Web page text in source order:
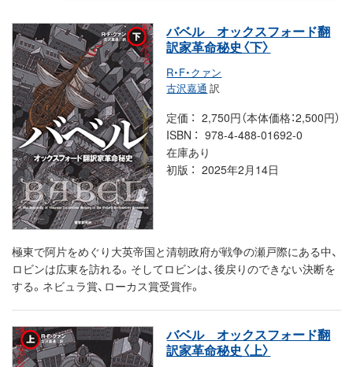
バベル オックスフォード翻
訳家革命秘史〈下〉
R・F・クァン
古沢嘉通 訳
定価
2,750円（本体価格：2,500円）
ISBN
978-4-488-01692-0
在庫あり
初版
2025年2月14日
極東で阿片をめぐり大英帝国と清朝政府が戦争の瀬戸際にある中、
ロビンは広東を訪れる。そしてロビンは、後戻りのできない決断を
する。ネビュラ賞、ローカス賞受賞作。
バベル オックスフォード翻
訳家革命秘史〈上〉